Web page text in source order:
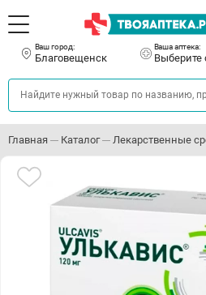
Ваш город:
Благовещенск
Ваша аптека:
Выберите
Главная Каталог Лекарственные